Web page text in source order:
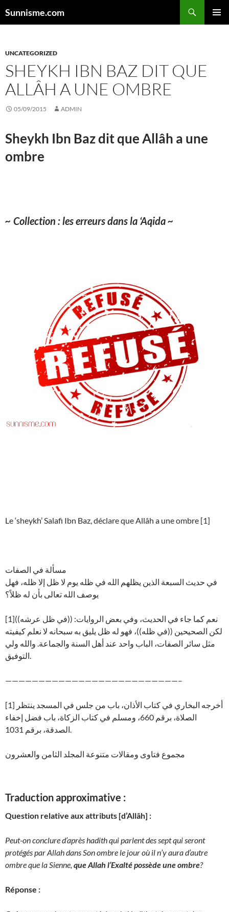
auSunnisme.com
UNCATEGORIZED
SHEYKH IBN BAZ DIT QUE
ALLÂH A UNE OMBRE
05/09/2015 ADMIN
Sheykh Ibn Baz dit que Allâh a une
ombre
~ Collection : les erreurs dans la ‘Aqida ~
Le ‘sheykh’ Salafi Ibn Baz, déclare que Allâh a une ombre [1]
مسألة في الصفات
في حديث السبعة الذين يظلهم الله في ظله يوم لا ظل إلا ظله، فهل
يوصف الله تعالى بأن له ظلاً؟
نعم كما جاء في الحديث، وفي بعض الروايات: ((في ظل عرشه))[1]
لكن الصحيحين ((في ظله))، فهو له ظل يليق به سبحانه لا نعلم كيفيته
مثل سائر الصفات، الباب واحد عند أهل السنة والجماعة. والله ولي
التوفيق.
——————————————————————————–
[1] أخرجه البخاري في كتاب الأذان، باب من جلس في المسجد ينتظر
الصلاة، برقم 660، ومسلم في كتاب الزكاة، باب فضل إخفاء
الصدقة، برقم 1031.
مجموع فتاوى ومقالات متنوعة المجلد الثامن والعشرون
Traduction approximative :
Question relative aux attributs [d’Allâh] :
Peut-on conclure d’après hadith qui parlent des sept qui seront
protégés par Allah dans Son ombre le jour où il n’y aura d’autre
ombre que la Sienne, que Allah l’Exalté possède une ombre?
Réponse :